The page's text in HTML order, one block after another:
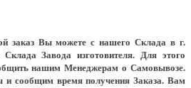
заказ Вы можете с нашего Склада в г.
Завода изготовителя. Для этого
нашим Менеджерам о Самовывозе.
сообщим время получения Заказа. Вам